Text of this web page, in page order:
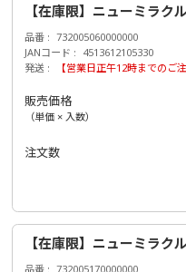
【在庫限】ニューミラク
品番
732005060000000
JANコード
4513612105330
発送
【営業日正午12時までのご
販売価格
（単価 × 入数）
注文数
【在庫限】ニューミラク
品番
732005170000000